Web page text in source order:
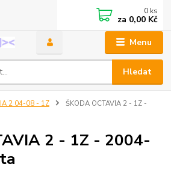
Menu
Hledat
0 ks
za 0,00 Kč
2 04-08 - 1Z
ŠKODA OCTAVIA 2 - 1Z -
2 - 1Z - 2004-